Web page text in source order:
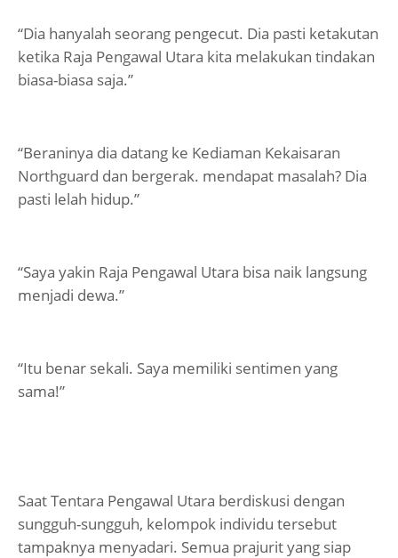
“Dia hanyalah seorang pengecut. Dia pasti ketakutan
ketika Raja Pengawal Utara kita melakukan tindakan
biasa-biasa saja.”
“Beraninya dia datang ke Kediaman Kekaisaran
Northguard dan bergerak. mendapat masalah? Dia
pasti lelah hidup.”
“Saya yakin Raja Pengawal Utara bisa naik langsung
menjadi dewa.”
“Itu benar sekali. Saya memiliki sentimen yang
sama!”
Saat Tentara Pengawal Utara berdiskusi dengan
sungguh-sungguh, kelompok individu tersebut
tampaknya menyadari. Semua prajurit yang siap